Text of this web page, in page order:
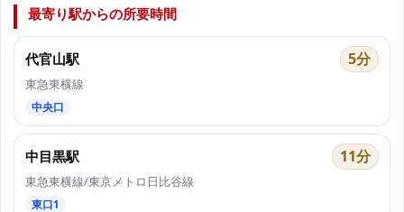
最寄り駅からの所要時間
代官山駅 5分
東急東横線
中央口
中目黒駅 11分
東急東横線/東京メトロ日比谷線
東口1